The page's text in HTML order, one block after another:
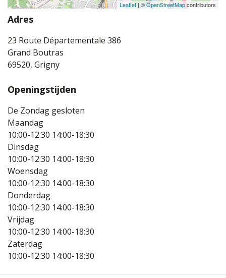
Leaflet | ©OpenStreetMapcontributors
Adres
23 Route Départementale 386
Grand Boutras
69520, Grigny
Openingstijden
De Zondag gesloten
Maandag
10:00-12:30 14:00-18:30
Dinsdag
10:00-12:30 14:00-18:30
Woensdag
10:00-12:30 14:00-18:30
Donderdag
10:00-12:30 14:00-18:30
Vrijdag
10:00-12:30 14:00-18:30
Zaterdag
10:00-12:30 14:00-18:30